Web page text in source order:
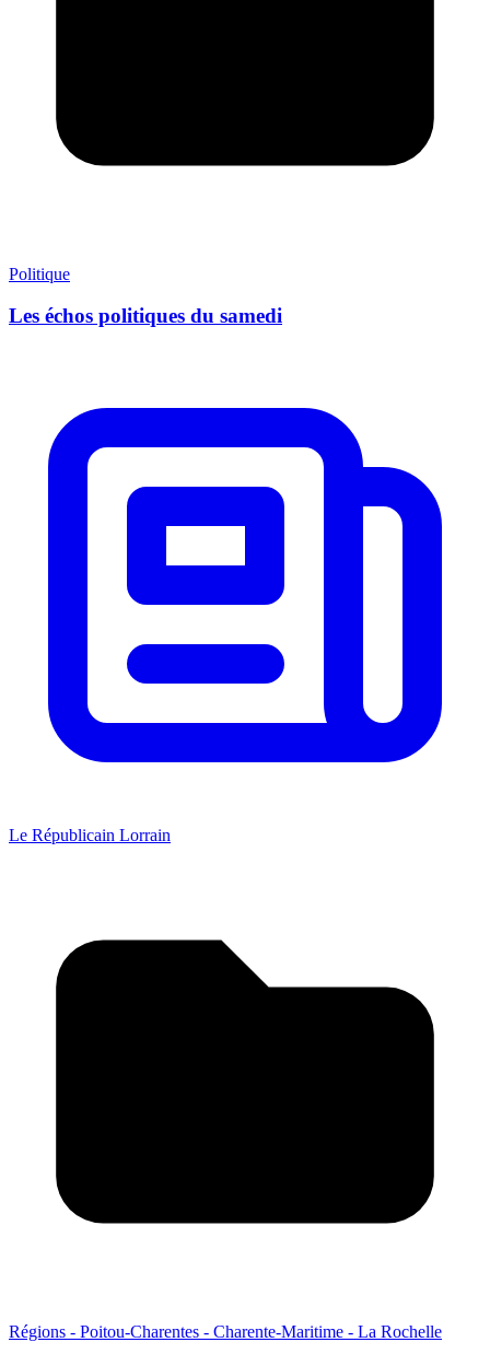
Politique
Les échos politiques du samedi
Le Républicain Lorrain
Régions - Poitou-Charentes - Charente-Maritime - La Rochelle